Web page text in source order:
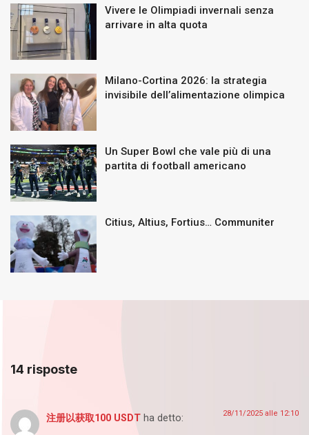
Vivere le Olimpiadi invernali senza
arrivare in alta quota
Milano-Cortina 2026: la strategia
invisibile dell’alimentazione olimpica
Un Super Bowl che vale più di una
partita di football americano
Citius, Altius, Fortius… Communiter
14 risposte
注册以获取100 USDT ha detto: 28/11/2025 alle 12:10